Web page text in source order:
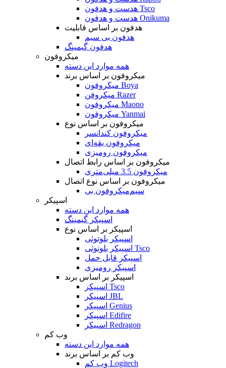
هدست و هدفون Tsco
هدست و هدفون Onikuma
هدفون بر اساس قابلیت
هدفون بی سیم
هدفون گیمینگ
میکروفون
همه موارد این دسته
میکروفون بر اساس برند
میکروفون Boya
میکروفن Razer
میکروفون Maono
میکروفون Yanmai
میکروفون بر اساس نوع
میکروفون کندانسر
میکروفون یقه‌ای
میکروفون رومیزی
میکروفون بر اساس رابط اتصال
میکروفون 3.5 میلی‌متری
میکروفون بر اساس نوع اتصال
میکروفون بی‌‎سیم
اسپیکر
همه موارد این دسته
اسپیکر گیمینگ
اسپیکر بر اساس نوع
اسپیکر بلوتوثی
اسپیکر بلوتوثی Tsco
اسپیکر قابل حمل
اسپیکر رومیزی
اسپیکر بر اساس برند
اسپیکر Tsco
اسپیکر JBL
اسپیکر Genius
اسپیکر Edifire
اسپیکر Redragon
وب کم
همه موارد این دسته
وب کم بر اساس برند
وب کم Logitech